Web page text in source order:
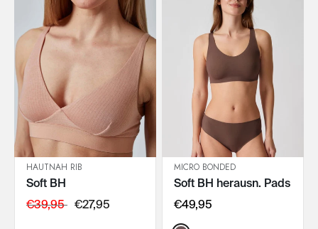
IN DEN WARENKORB
HAUTNAH RIB
Soft BH
€39,95 €27,95
IN DEN WARENKORB
MICRO BONDED
Soft BH herausn. Pads
€49,95